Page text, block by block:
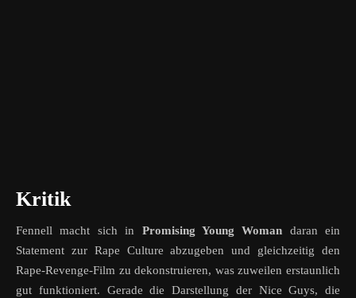
Kritik
Fennell macht sich in Promising Young Woman daran ein
Statement zur Rape Culture abzugeben und gleichzeitig den
Rape-Revenge-Film zu dekonstruieren, was zuweilen erstaunlich
gut funktioniert. Gerade die Darstellung der Nice Guys, die